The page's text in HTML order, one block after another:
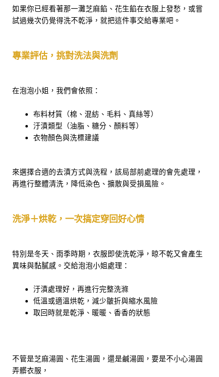
如果你已經看著那一灘芝麻餡、花生餡在衣服上發愁，或嘗
試過幾次仍覺得洗不乾淨，就把這件事交給專業吧。
專業評估，挑對洗法與洗劑
在泡泡小姐，我們會依照：
布料材質（棉、混紡、毛料、真絲等）
汙漬類型（油脂、糖分、顏料等）
衣物顏色與洗標建議
來選擇合適的去漬方式與洗程，該局部前處理的會先處理，
再進行整體清洗，降低染色、擴散與受損風險。
洗淨＋烘乾，一次搞定穿回好心情
特別是冬天、雨季時期，衣服即使洗乾淨，晾不乾又會產生
異味與黏膩感。交給泡泡小姐處理：
汙漬處理好，再進行完整洗滌
低溫或適溫烘乾，減少皺折與縮水風險
取回時就是乾淨、暖暖、香香的狀態
不管是芝麻湯圓、花生湯圓，還是鹹湯圓，要是不小心湯圓
弄髒衣服，